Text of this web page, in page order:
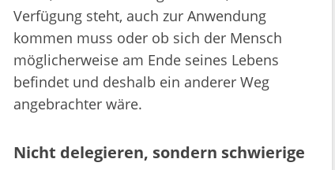
Verfügung steht, auch zur Anwendung
kommen muss oder ob sich der Mensch
möglicherweise am Ende seines Lebens
befindet und deshalb ein anderer Weg
angebrachter wäre.
Nicht delegieren, sondern schwierige